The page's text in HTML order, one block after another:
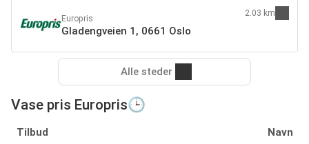
Europris
Gladengveien 1, 0661 Oslo
2.03 km
Alle steder
Vase pris Europris🕒
Tilbud Navn